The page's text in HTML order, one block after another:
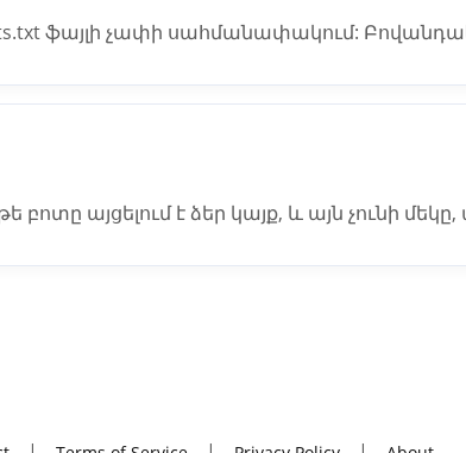
ֆայլի չափի սահմանափակում:
բոտը այցելում է ձեր կայք, և այն չունի